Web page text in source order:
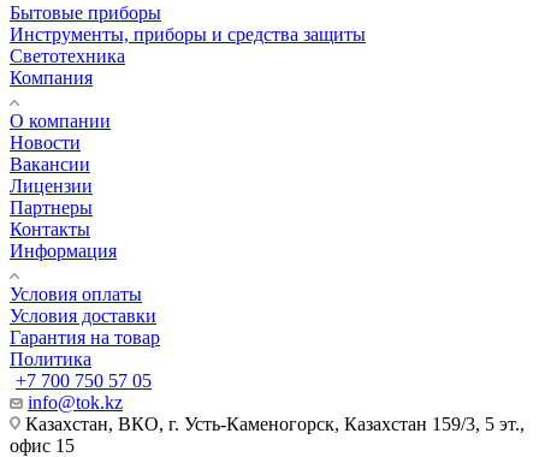
Бытовые приборы
Инструменты, приборы и средства защиты
Светотехника
Компания
О компании
Новости
Вакансии
Лицензии
Партнеры
Контакты
Информация
Условия оплаты
Условия доставки
Гарантия на товар
Политика
+7 700 750 57 05
info@tok.kz
Казахстан, ВКО, г. Усть-Каменогорск, Казахстан 159/3, 5 эт.,
офис 15